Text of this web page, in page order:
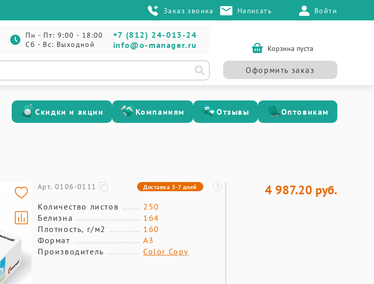
Заказ звонка Написать Войти
Пн - Пт: 9:00 - 18:00
Сб - Вс: Выходной
+7 (812) 24-013-24
info@o-manager.ru
Корзина пуста
Оформить заказ
Скидки и акции Компаниям Отзывы Оптовикам
Арт. 0106-0111 Доставка 3-7 дней
Количество листов
250
Белизна
164
Плотность, г/м2
160
Формат
А3
Производитель
Color Copy
4 987.20 руб.